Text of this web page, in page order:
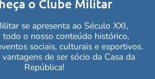
Cabo Frio
(22) 2643-3537
o Clube Militar
se apresenta ao Século XXI,
todo o nosso conteúdo histórico,
sociais, culturais e esportivos.
de ser sócio da Casa da
República!